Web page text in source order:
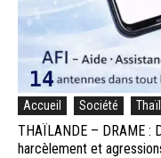
Accueil Société
THAÏLANDE – DRAME :
harcèlement et